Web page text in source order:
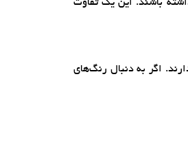
باشند. این یک تفاوت
اگر به دنبال رنگ‌های